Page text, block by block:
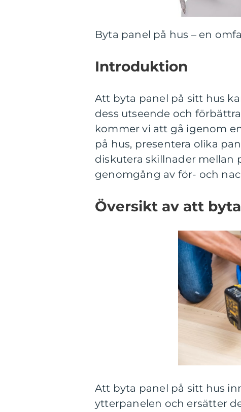
Byta panel på hus – en
Introduktion
Att byta panel på sitt hus
dess utseende och
kommer vi att gå igenom
på hus, presentera olika
diskutera skillnader mellan
genomgång av för- och
Översikt av att
Att byta panel på sitt hus
ytterpanelen och ersätter